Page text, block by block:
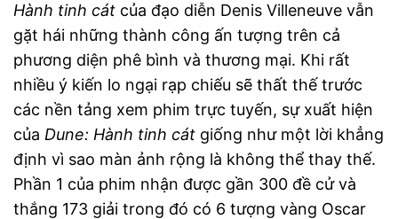
Hành tinh cát của đạo diễn Denis Villeneuve vẫn
gặt hái những thành công ấn tượng trên cả
phương diện phê bình và thương mại. Khi rất
nhiều ý kiến lo ngại rạp chiếu sẽ thất thế trước
các nền tảng xem phim trực tuyến, sự xuất hiện
của Dune: Hành tinh cát giống như một lời khẳng
định vì sao màn ảnh rộng là không thể thay thế.
Phần 1 của phim nhận được gần 300 đề cử và
thắng 173 giải trong đó có 6 tượng vàng Oscar